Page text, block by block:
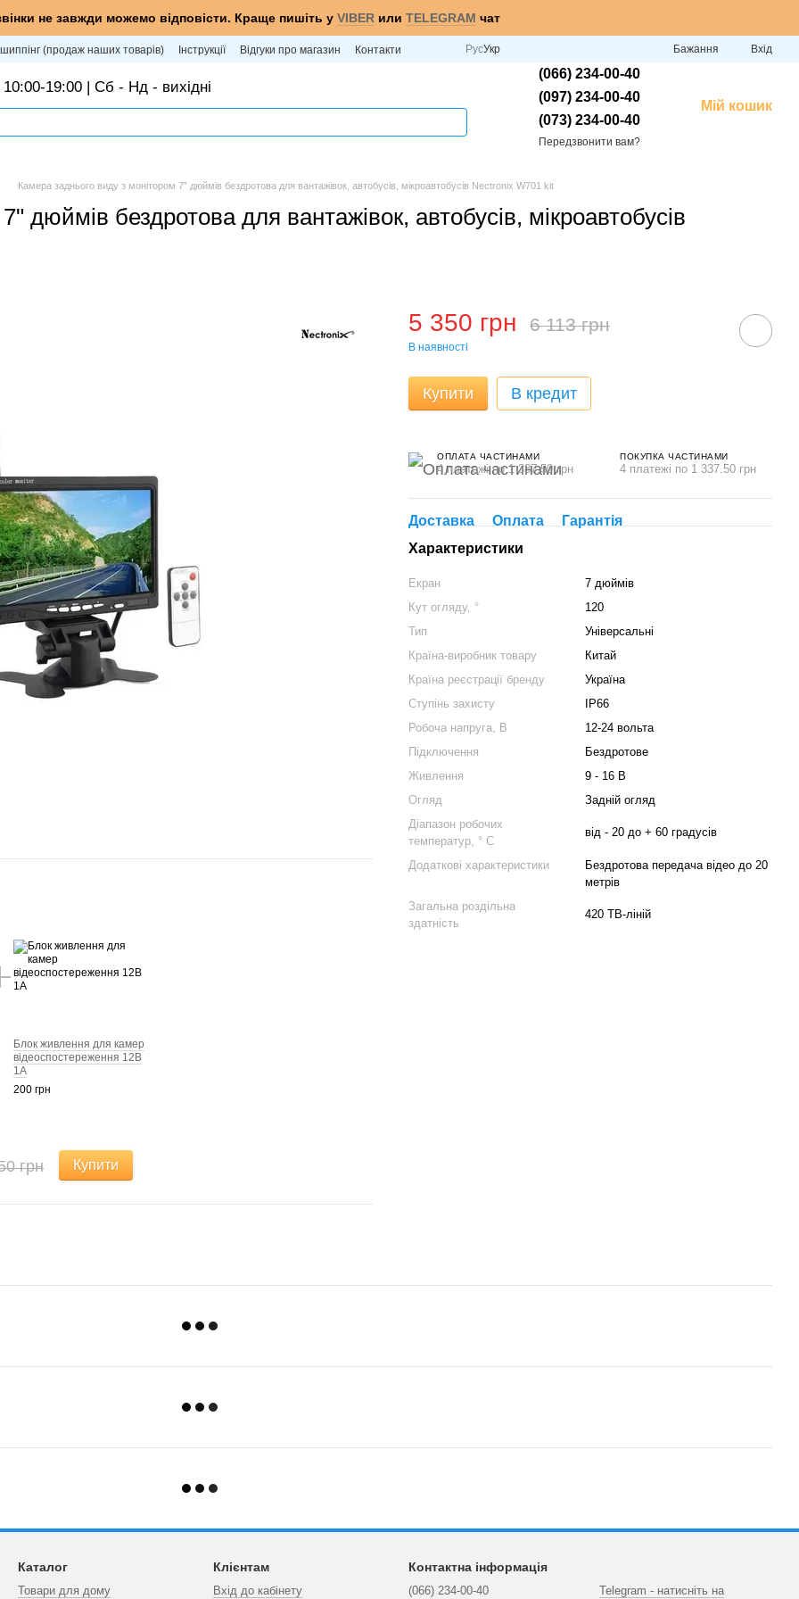
не завжди можемо відповісти. Краще пишіть у VIBER или TELEGRAM чат
(продаж наших товарів) Інструкції Відгуки про магазин Контакти РусУкр Бажання Вхід
19:00 | Сб - Нд - вихідні
(066) 234-00-40
(097) 234-00-40
(073) 234-00-40
Передзвонити вам?
Мій кошик
Камера заднього виду з монітором 7" дюймів бездротова для вантажівок, автобусів, мікроавтобусів Nectronix W701 kit
дюймів бездротова для вантажівок, автобусів, мікроавтобусів
Блок живлення для камер
відеоспостереження 12В
1А
200 грн
грн Купити
5 350 грн 6 113 грн
В наявності
Купити В кредит
ОПЛАТА ЧАСТИНАМИ
4 платежі по 1 337.50 грн
ПОКУПКА ЧАСТИНАМИ
4 платежі по 1 337.50 грн
Доставка Оплата
Гарантія
Характеристики
Екран
7 дюймів
Кут огляду, °
120
Тип
Універсальні
Країна-виробник товару
Китай
Країна реєстрації бренду
Україна
Ступінь захисту
IP66
Робоча напруга, В
12-24 вольта
Підключення
Бездротове
Живлення
9 - 16 В
Огляд
Задній огляд
Діапазон робочих
температур, ° С
від - 20 до + 60 градусів
Додаткові характеристики
Бездротова передача відео до 20
метрів
Загальна роздільна
здатність
420 ТВ-ліній
Каталог
Товари для дому
Клієнтам
Вхід до кабінету
Контактна інформація
(066) 234-00-40
Telegram - натисніть на